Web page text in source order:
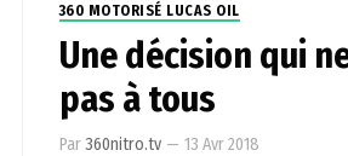
360 MOTORISÉ LUCAS OIL
Une décision qui
pas à tous
Par360nitro.tv — 13 Avr 2018